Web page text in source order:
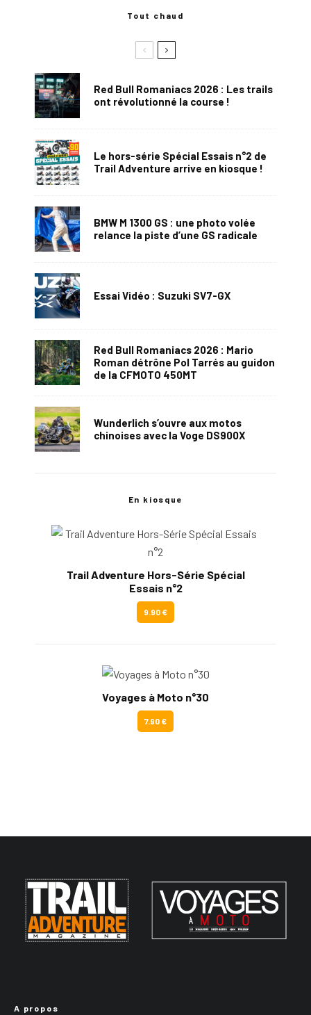
Tout chaud
Red Bull Romaniacs 2026 : Les trails
ont révolutionné la course !
Le hors-série Spécial Essais n°2 de
Trail Adventure arrive en kiosque !
BMW M 1300 GS : une photo volée
relance la piste d’une GS radicale
Essai Vidéo : Suzuki SV7-GX
Red Bull Romaniacs 2026 : Mario
Roman détrône Pol Tarrés au guidon
de la CFMOTO 450MT
Wunderlich s’ouvre aux motos
chinoises avec la Voge DS900X
En kiosque
Trail Adventure Hors-Série Spécial
Essais n°2
9.90 €
Voyages à Moto n°30
7.90 €
A propos